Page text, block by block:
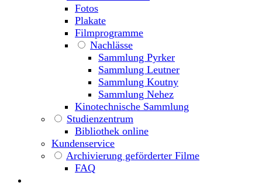
Fotos
Plakate
Filmprogramme
Nachlässe
Sammlung Pyrker
Sammlung Leutner
Sammlung Koutny
Sammlung Nehez
Kinotechnische Sammlung
Studienzentrum
Bibliothek online
Kundenservice
Archivierung geförderter Filme
FAQ